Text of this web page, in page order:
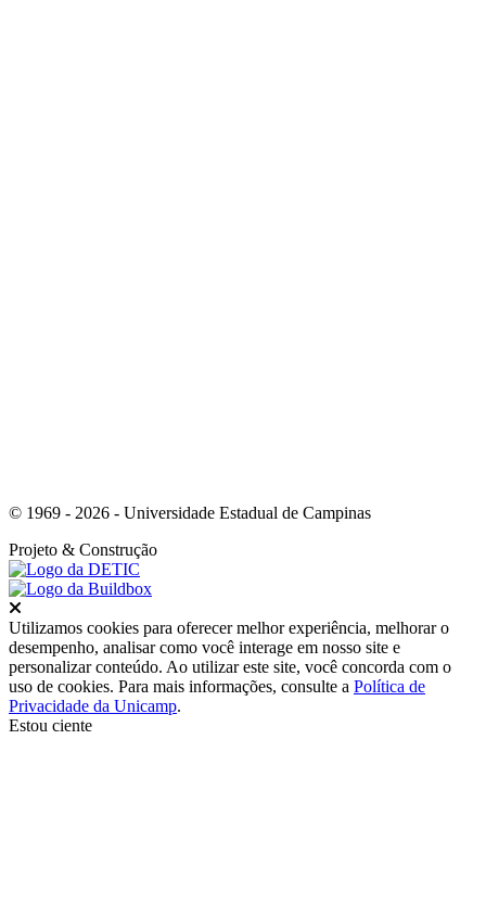
© 1969 - 2026 - Universidade Estadual de Campinas
Projeto & Construção
Utilizamos cookies para oferecer melhor experiência, melhorar o
desempenho, analisar como você interage em nosso site e
personalizar conteúdo. Ao utilizar este site, você concorda com o
uso de cookies. Para mais informações, consulte a Política de
Privacidade da Unicamp.
Estou ciente